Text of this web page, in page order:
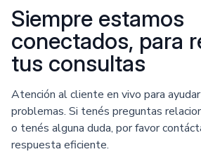
Siempre estamos
conectados, para
tus consultas
Atención al cliente en vivo para
problemas. Si tenés preguntas
o tenés alguna duda, por favor
respuesta eficiente.